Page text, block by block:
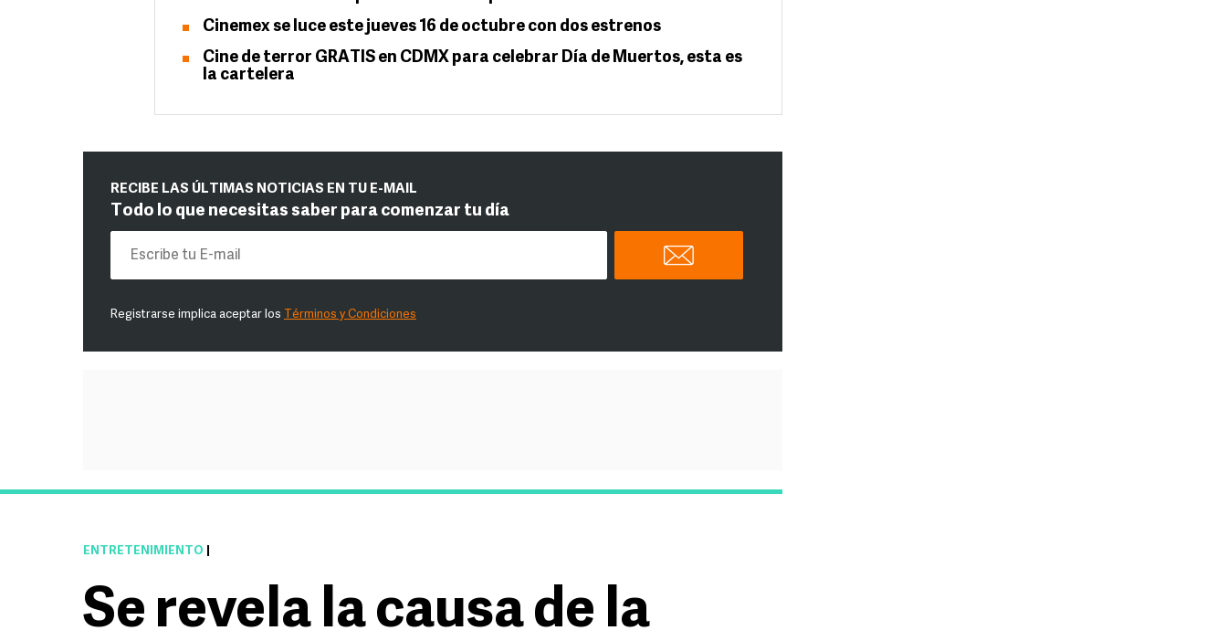
Cinemex se luce este jueves 16 de octubre con dos estrenos
Cine de terror GRATIS en CDMX para celebrar Día de Muertos, esta es
la cartelera
RECIBE LAS ÚLTIMAS NOTICIAS EN TU E-MAIL
Todo lo que necesitas saber para comenzar tu día
Registrarse implica aceptar los Términos y Condiciones
ENTRETENIMIENTO
Se revela la causa de la